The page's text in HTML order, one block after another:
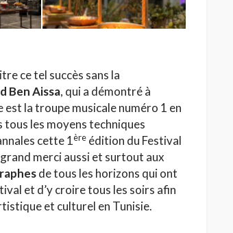
ce tel succès sans la
Ben Aissa, qui a démontré à
la troupe musicale numéro 1 en
tous les moyens techniques
cette 1ère édition du Festival
merci aussi et surtout aux
de tous les horizons qui ont
et d’y croire tous les soirs afin
et culturel en Tunisie.